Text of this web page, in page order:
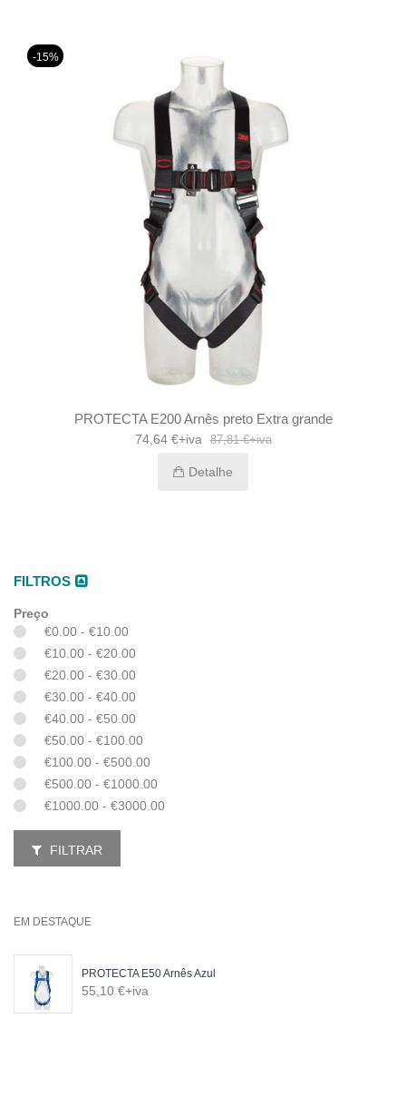
FILTROS
Preço
€0.00 - €10.00
€10.00 - €20.00
€20.00 - €30.00
€30.00 - €40.00
€40.00 - €50.00
€50.00 - €100.00
€100.00 - €500.00
€500.00 - €1000.00
€1000.00 - €3000.00
FILTRAR
EM DESTAQUE
PROTECTA E50 Arnês Azul
55,10 €+iva
-15%
PROTECTA E200 Arnês preto Extra grande
74,64 €+iva 87,81 €+iva
Detalhe